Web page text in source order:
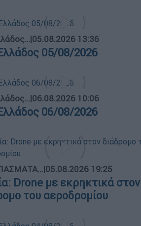
|05.08.2026 13:36
05/08/2026
|06.08.2026 10:06
06/08/2026
|05.08.2026 19:25
Drone με εκρηκτικά στον
του αεροδρομίου